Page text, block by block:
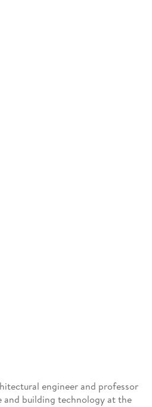
engineer and professor
building technology at the